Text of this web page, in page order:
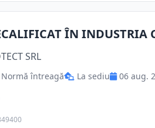
ÎN INDUSTRIA
SRL
Normă întreagă La sediu 06 aug.